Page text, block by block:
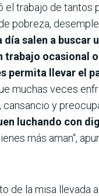
el trabajo de tantos
pobreza,
día salen a buscar
trabajo ocasional
permita llevar el
muchas veces
y
luchando con
más aman“,
de la misa llevada